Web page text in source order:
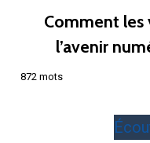
Comment
l’avenir
872 mots